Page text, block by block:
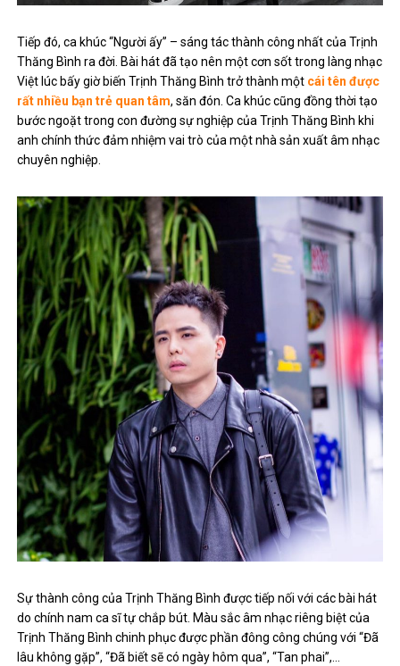
Tiếp đó, ca khúc “Người ấy” – sáng tác thành công nhất của Trịnh
Thăng Bình ra đời. Bài hát đã tạo nên một cơn sốt trong làng nhạc
Việt lúc bấy giờ biến Trịnh Thăng Bình trở thành một cái tên được
rất nhiều bạn trẻ quan tâm, săn đón. Ca khúc cũng đồng thời tạo
bước ngoặt trong con đường sự nghiệp của Trịnh Thăng Bình khi
anh chính thức đảm nhiệm vai trò của một nhà sản xuất âm nhạc
chuyên nghiệp.
Sự thành công của Trịnh Thăng Bình được tiếp nối với các bài hát
do chính nam ca sĩ tự chắp bút. Màu sắc âm nhạc riêng biệt của
Trịnh Thăng Bình chinh phục được phần đông công chúng với “Đã
lâu không gặp”, “Đã biết sẽ có ngày hôm qua”, “Tan phai”,…